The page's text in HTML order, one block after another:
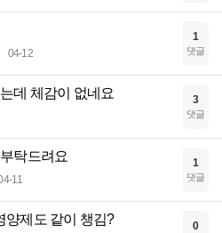
04-12
1
댓글
데 체감이 없네요 3
댓글
탁드려요
11
1
댓글
양제도 같이 챙김? 0